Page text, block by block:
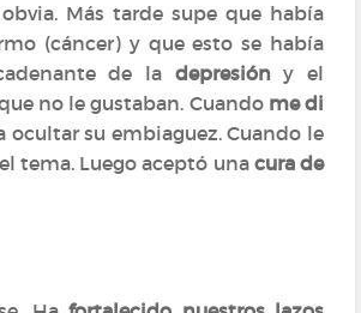
Más tarde supe que había
(cáncer) y que esto se había
de la depresióny el
no le gustaban. Cuando me di
su embiaguez. Cuando le
tema. Luego aceptó una cura de